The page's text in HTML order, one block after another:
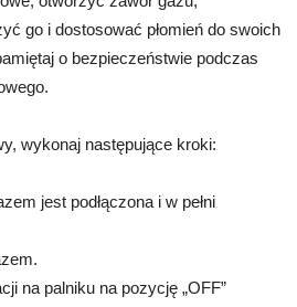
go i dostosować płomień do swoich
o bezpieczeństwie podczas
wykonaj następujące kroki:
jest podłączona i w pełni
na palniku na pozycję „OFF”